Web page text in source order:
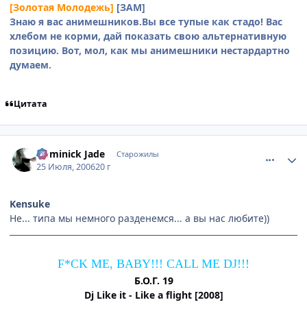
[Золотая Молодежь] [ЗАМ]
Знаю я вас анимешников.Вы все тупые как стадо! Вас
хлебом не корми, дай показать свою альтернативную
позицию. Вот, мол, как мы анимешники нестардартно
думаем.
Цитата
Dominick Jade Старожилы
25 Июля, 200620 г
Kensuke
Не... типа мы немного разденемся... а вы нас любите))
F*CK ME, BABY!!! CALL ME DJ!!!
Б.О.Г. 19
Dj Like it - Like a flight [2008]